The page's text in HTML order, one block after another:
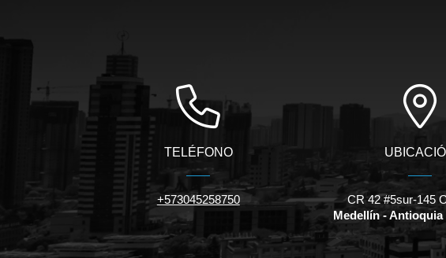
TELÉFONO
+573045258750
CR 42 #5sur-145
Medellín -